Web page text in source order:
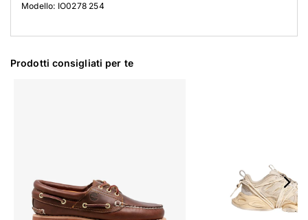
Modello: IO0278 254
Prodotti consigliati per te